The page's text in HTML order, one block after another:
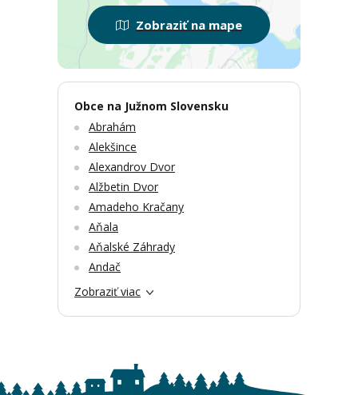
Zobraziť na mape
Obce na Južnom Slovensku
Abrahám
Alekšince
Alexandrov Dvor
Alžbetin Dvor
Amadeho Kračany
Aňala
Aňalské Záhrady
Andač
Zobraziť viac